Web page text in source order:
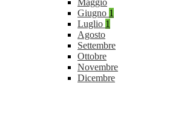
Maggio
Giugno 1
Luglio 1
Agosto
Settembre
Ottobre
Novembre
Dicembre